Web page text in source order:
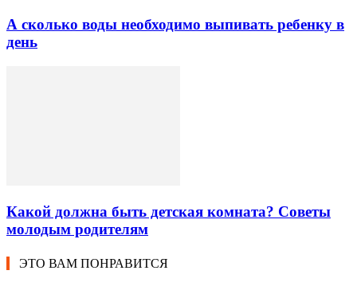
А сколько воды необходимо выпивать ребенку в
день
Какой должна быть детская комната? Советы
молодым родителям
ЭТО ВАМ ПОНРАВИТСЯ